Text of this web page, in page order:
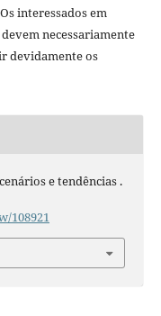
interessados em
necessariamente
devidamente os
e tendências .
108921